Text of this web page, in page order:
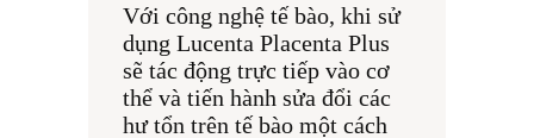
Với công nghệ tế bào, khi sử
dụng Lucenta Placenta Plus
sẽ tác động trực tiếp vào cơ
thể và tiến hành sửa đổi các
hư tổn trên tế bào một cách